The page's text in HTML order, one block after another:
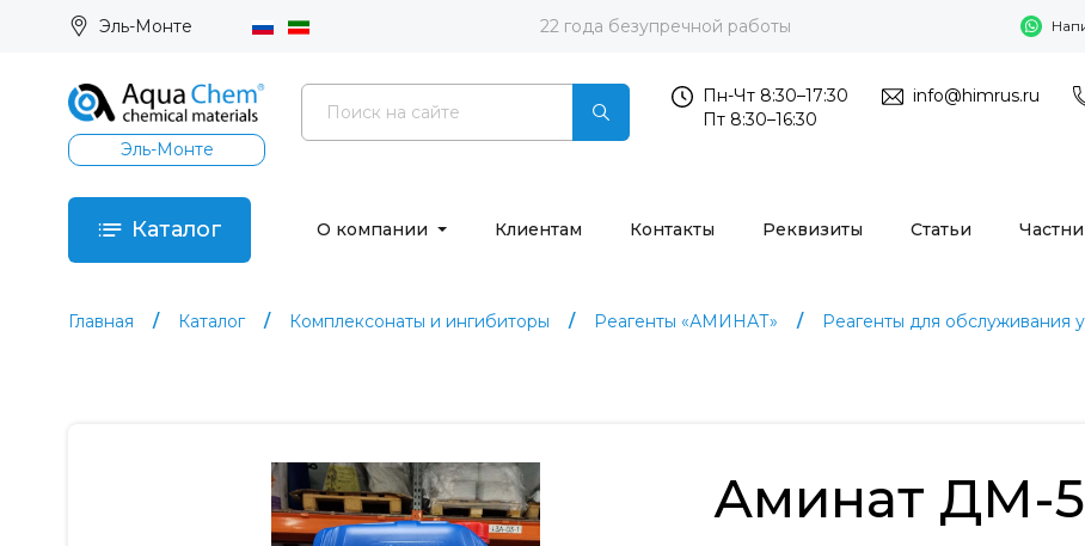
Эль-Монте 22 года безупречной работы
Эль-Монте
Пн-Чт 8:30–17:30
Пт 8:30–16:30
info@himrus.ru
Каталог О компании Клиентам Контакты Реквизиты Статьи
Главная Каталог Комплексонаты и ингибиторы Реагенты «АМИНАТ» Реагенты для обслуживания
Аминат ДМ-